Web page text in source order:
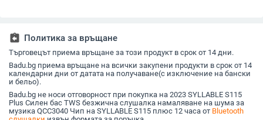
assignment_return Политика за връщане
Търговецът приема връщане за този продукт в срок от 14 дни.
Badu.bg приема връщане на всички закупени продукти в срок от 14
календарни дни от датата на получаване(с изключение на бански
и бельо).
Badu.bg не носи отговорност при покупка на 2023 SYLLABLE S115
Plus Силен бас TWS безжична слушалка намаляване на шума за
музика QCC3040 Чип на SYLLABLE S115 плюс 12 часа от Bluetooth